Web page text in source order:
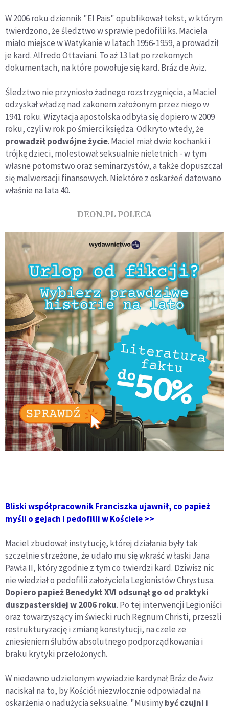
W 2006 roku dziennik "El Pais" opublikował tekst, w którym
twierdzono, że śledztwo w sprawie pedofilii ks. Maciela
miało miejsce w Watykanie w latach 1956-1959, a prowadził
je kard. Alfredo Ottaviani. To aż 13 lat po rzekomych
dokumentach, na które powołuje się kard. Bráz de Aviz.
Śledztwo nie przyniosło żadnego rozstrzygnięcia, a Maciel
odzyskał władzę nad zakonem założonym przez niego w
1941 roku. Wizytacja apostolska odbyła się dopiero w 2009
roku, czyli w rok po śmierci księdza. Odkryto wtedy, że
prowadził podwójne życie. Maciel miał dwie kochanki i
trójkę dzieci, molestował seksualnie nieletnich - w tym
własne potomstwo oraz seminarzystów, a także dopuszczał
się malwersacji finansowych. Niektóre z oskarżeń datowano
właśnie na lata 40.
DEON.PL POLECA
Bliski współpracownik Franciszka ujawnił, co papież
myśli o gejach i pedofilii w Kościele >>
Maciel zbudował instytucję, której działania były tak
szczelnie strzeżone, że udało mu się wkraść w łaski Jana
Pawła II, który zgodnie z tym co twierdzi kard. Dziwisz nic
nie wiedział o pedofilii założyciela Legionistów Chrystusa.
Dopiero papież Benedykt XVI odsunął go od praktyki
duszpasterskiej w 2006 roku. Po tej interwencji Legioniści
oraz towarzyszący im świecki ruch Regnum Christi, przeszli
restrukturyzację i zmianę konstytucji, na czele ze
zniesieniem ślubów absolutnego podporządkowania i
braku krytyki przełożonych.
W niedawno udzielonym wywiadzie kardynał Bráz de Aviz
naciskał na to, by Kościół niezwłocznie odpowiadał na
oskarżenia o nadużycia seksualne. "Musimybyć czujni i